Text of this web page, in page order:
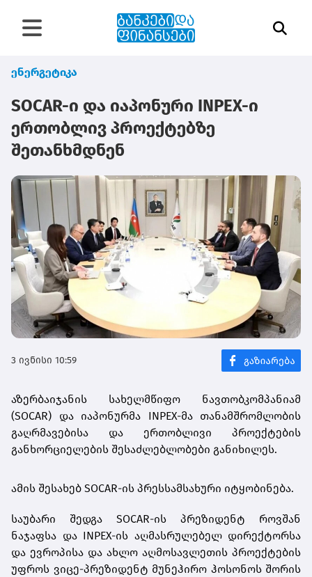
ენერგეტიკა
SOCAR-ი და იაპონური INPEX-ი
ერთობლივ პროექტებზე
შეთანხმდნენ
3 ივნისი 10:59
აზერბაიჯანის სახელმწიფო ნავთობკომპანიამ
(SOCAR) და იაპონურმა INPEX-მა თანამშრომლობის
გაღრმავებისა და ერთობლივი პროექტების
განხორციელების შესაძლებლობები განიხილეს.
ამის შესახებ SOCAR-ის პრესსამსახური იტყობინება.
საუბარი შედგა SOCAR-ის პრეზიდენტ როვშან
ნაჯაფსა და INPEX-ის აღმასრულებელ დირექტორსა
და ევროპისა და ახლო აღმოსავლეთის პროექტების
უფროს ვიცე-პრეზიდენტ მუნეჰირო ჰოსონოს შორის